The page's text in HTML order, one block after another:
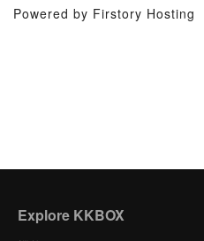
Powered by Firstory Hosting
Explore KKBOX